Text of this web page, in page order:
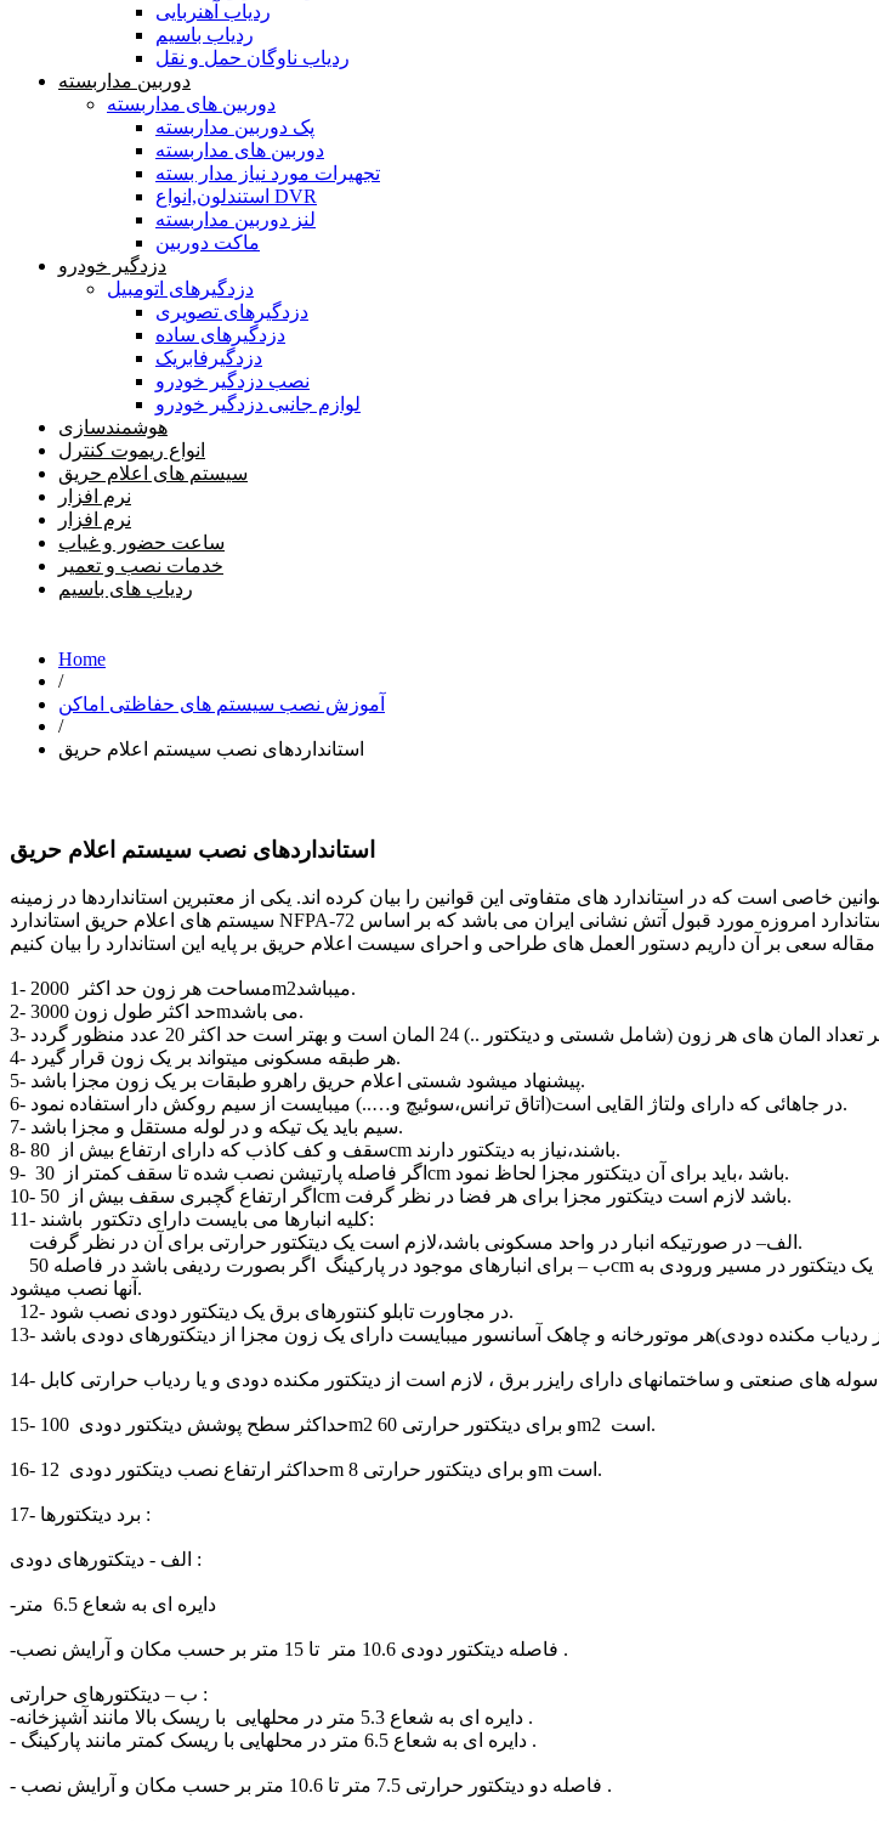
ردیاب آهنربایی
ردیاب باسیم
ردیاب ناوگان حمل و نقل
دوربین مداربسته
دوربین های مداربسته
پک دوربین مداربسته
دوربین های مداربسته
تجهیرات مورد نیاز مدار بسته
استندلون,انواع DVR
لنز دوربین مداربسته
ماکت دوربین
دزدگیر خودرو
دزدگیرهای اتومبیل
دزدگیرهای تصویری
دزدگیرهای ساده
دزدگیرفابریک
نصب دزدگیر خودرو
لوازم جانبی دزدگیر خودرو
هوشمندسازی
انواع ریموت کنترل
سیستم های اعلام حریق
نرم افزار
نرم افزار
ساعت حضور و غیاب
خدمات نصب و تعمیر
ردیاب های باسیم
Home
/
آموزش نصب سیستم های حفاظتی اماکن
/
استانداردهای نصب سیستم اعلام حریق
استانداردهای نصب سیستم اعلام حریق
است که در استاندارد های متفاوتی این قوانین را بیان کرده اند. یکی از معتبرین استانداردها در زمینه
سیستم های اعلام حریق استاندارد NFPA-72 می باشد که با سختگیری خود سعی بر بهترین ایمن سازی تجهیزات در برابر حریق را دارد. این استاندارد امروزه مورد قبول آتش نشانی ایران می باشد که بر اساس
1- مساحت هر زون حد اکثر 2000m2میباشد.
2- حد اکثر طول زون 3000mمی باشد.
4- هر طبقه مسکونی میتواند بر یک زون قرار گیرد.
5- پیشنهاد میشود شستی اعلام حریق راهرو طبقات بر یک زون مجزا باشد.
6- در جاهائی که دارای ولتاژ القایی است(اتاق ترانس،سوئیچ و…..) میبایست از سیم روکش دار استفاده نمود.
7- سیم باید یک تیکه و در لوله مستقل و مجزا باشد.
8- سقف و کف کاذب که دارای ارتفاع بیش از 80cm باشند،نیاز به دیتکتور دارند.
9- اگر فاصله پارتیشن نصب شده تا سقف کمتر از 30cm باشد ،باید برای آن دیتکتور مجزا لحاظ نمود.
10- اگر ارتفاع گچبری سقف بیش از 50cm باشد لازم است دیتکتور مجزا برای هر فضا در نظر گرفت.
11- کلیه انبارها می بایست دارای دتکتور باشند:
الف– در صورتیکه انبار در واحد مسکونی باشد،لازم است یک دیتکتور حرارتی برای آن در نظر گرفت.
آنها نصب میشود.
12- در مجاورت تابلو کنتورهای برق یک دیتکتور دودی نصب شود.
15- حداکثر سطح پوشش دیتکتور دودی 100m2 و برای دیتکتور حرارتی 60m2 است.
16- حداکثر ارتفاع نصب دیتکتور دودی 12m و برای دیتکتور حرارتی 8m است.
17- برد دیتکتورها :
الف - دیتکتورهای دودی :
-دایره ای به شعاع 6.5 متر
-فاصله دیتکتور دودی 10.6 متر تا 15 متر بر حسب مکان و آرایش نصب .
ب – دیتکتورهای حرارتی :
-دایره ای به شعاع 5.3 متر در محلهایی با ریسک بالا مانند آشپزخانه .
- دایره ای به شعاع 6.5 متر در محلهایی با ریسک کمتر مانند پارکینگ .
- فاصله دو دیتکتور حرارتی 7.5 متر تا 10.6 متر بر حسب مکان و آرایش نصب .